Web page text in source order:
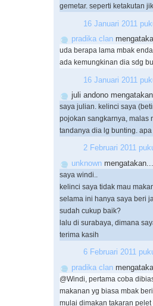
gemetar. seperti ketakutan
16 Januari 2011
pradika clan
uda berapa lama mbak
ada kemungkinan dia sdg
16 Januari 2011
juli andono
saya julian. kelinci saya
pojokan sangkarnya, malas
tandanya dia lg bunting.
2 Februari 2011
unknown mengatakan...
saya windi..
kelinci saya tidak mau
selama ini hanya saya beri
sudah cukup baik?
lalu di surabaya, dimana
terima kasih
6 Februari 2011
pradika clan
@Windi, pertama coba
makanan yg biasa mbak
mulai dimakan takaran